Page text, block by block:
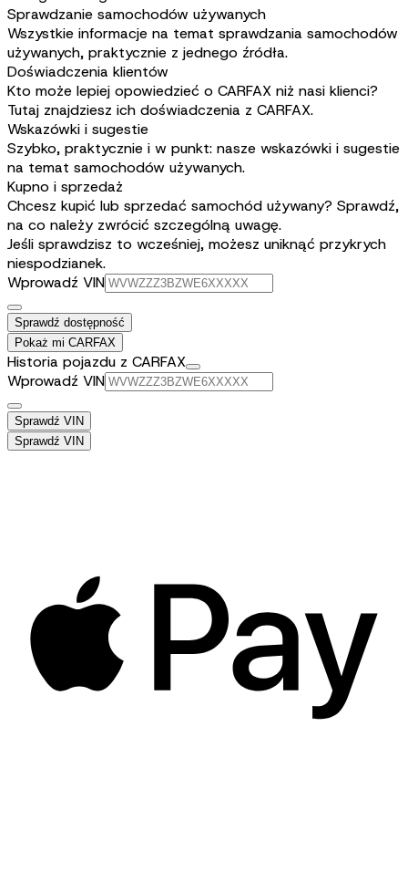
Sprawdzanie samochodów używanych
Wszystkie informacje na temat sprawdzania samochodów
używanych, praktycznie z jednego źródła.
Doświadczenia klientów
Kto może lepiej opowiedzieć o CARFAX niż nasi klienci?
Tutaj znajdziesz ich doświadczenia z CARFAX.
Wskazówki i sugestie
Szybko, praktycznie i w punkt: nasze wskazówki i sugestie
na temat samochodów używanych.
Kupno i sprzedaż
Chcesz kupić lub sprzedać samochód używany? Sprawdź,
na co należy zwrócić szczególną uwagę.
Jeśli sprawdzisz to wcześniej, możesz uniknąć przykrych
niespodzianek.
Wprowadź VIN
Sprawdź dostępność
Pokaż mi CARFAX
Historia pojazdu z CARFAX
Wprowadź VIN
Sprawdź VIN
Sprawdź VIN